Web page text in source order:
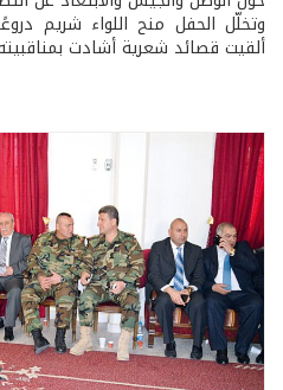
وتخلّل الحفل منح اللواء شريم
ألقيت قصائد شعرية أشادت